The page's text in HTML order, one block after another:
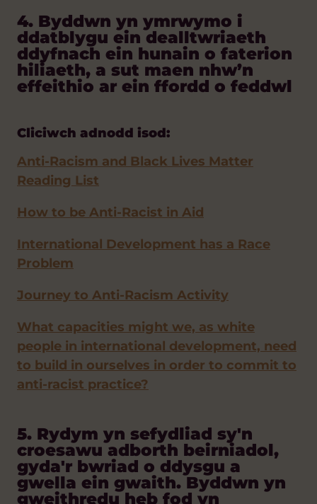
4. Byddwn yn ymrwymo i
ddatblygu ein dealltwriaeth
ddyfnach ein hunain o faterion
hiliaeth, a sut maen nhw’n
effeithio ar ein ffordd o feddwl
Cliciwch adnodd isod:
Anti-Racism and Black Lives Matter
Reading List
How to be Anti-Racist in Aid
International Development has a Race
Problem
Journey to Anti-Racism Activity
What capacities might we, as white
people in international development, need
to build in ourselves in order to commit to
anti-racist practice?
5. Rydym yn sefydliad sy'n
croesawu adborth beirniadol,
gyda'r bwriad o ddysgu a
gwella ein gwaith. Byddwn yn
gweithredu heb fod yn